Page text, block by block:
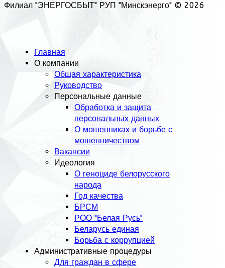
Филиал "ЭНЕРГОСБЫТ" РУП "Минскэнерго" © 2026
Главная
О компании
Общая характеристика
Руководство
Персональные данные
Обработка и защита
персональных данных
О мошенниках и борьбе с
мошенничеством
Вакансии
Идеология
О геноциде белорусского
народа
Год качества
БРСМ
РОО "Белая Русь"
Беларусь единая
Борьба с коррупцией
Административные процедуры
Для граждан в сфере